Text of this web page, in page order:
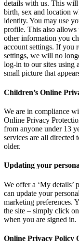
details with us. This will
birth, sex and location
identity. You may use
profile. This also allows
other information you
account settings. If you
settings, we will no
log-in to our sites using
small picture that
Children’s Online
We are in compliance
Online Privacy
from anyone under 13
services are all directed
older.
Updating your
We offer a ‘My details’
can update your
marketing preferences.
the site – simply click
when you are signed in.
Online Privacy Policy